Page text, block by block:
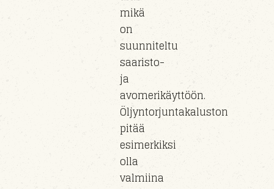
mikä
on
suunniteltu
saaristo-
ja
avomerikäyttöön.
Öljyntorjuntakaluston
pitää
esimerkiksi
olla
valmiina